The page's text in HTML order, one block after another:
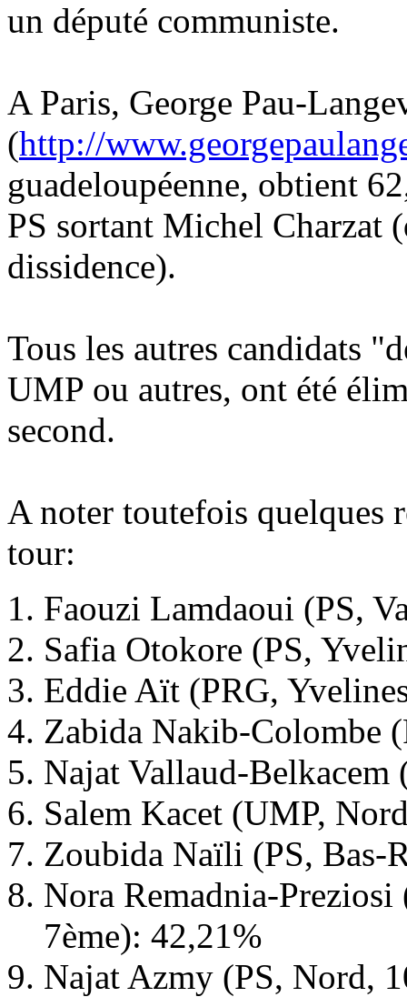
un député communiste.
A Paris, George Pau-
(http://
guadeloupéenne, obtient
PS sortant Michel Charzat
dissidence).
Tous les autres candidats
UMP ou autres, ont été
second.
A noter toutefois quelques
tour:
Faouzi Lamdaoui (PS,
Safia Otokore (PS,
Eddie Aït (PRG,
Zabida Nakib-Colombe
Najat Vallaud-Belkacem
Salem Kacet (UMP,
Zoubida Naïli (PS, Bas-
Nora Remadnia-
7ème): 42,21%
Najat Azmy (PS, Nord,